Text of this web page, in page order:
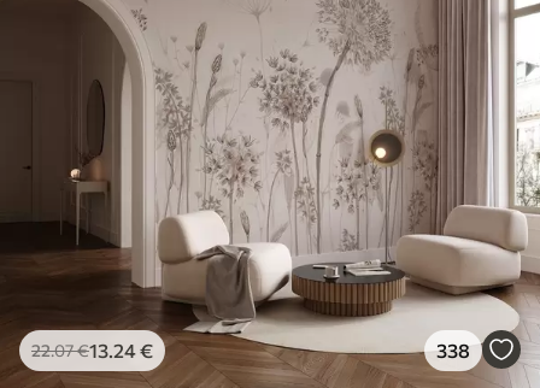
22.07€13 .24€ 338